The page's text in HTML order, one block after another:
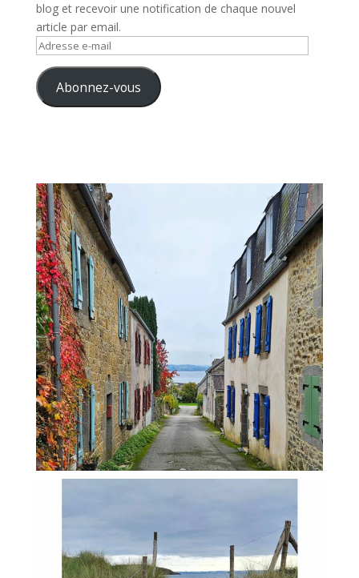
blog et recevoir une notification de chaque nouvel
article par email.
Adresse
mail Abonnez-vous